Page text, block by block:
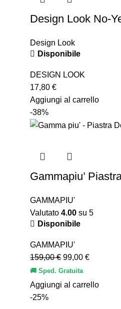
Design Look No-
Design Look
Disponibile
DESIGN LOOK
17,80 €
Aggiungi al carrello
-38%
Gammapiu’
GAMMAPIU'
Valutato 4.00 su 5
Disponibile
GAMMAPIU'
159,00€ 99,00 €
🚚 Sped. Gratuita
Aggiungi al carrello
-25%